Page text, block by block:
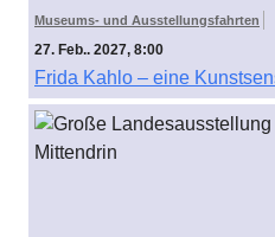
Museums- und Ausstellungsfahrten
27. Feb.. 2027, 8:00
Frida Kahlo – eine